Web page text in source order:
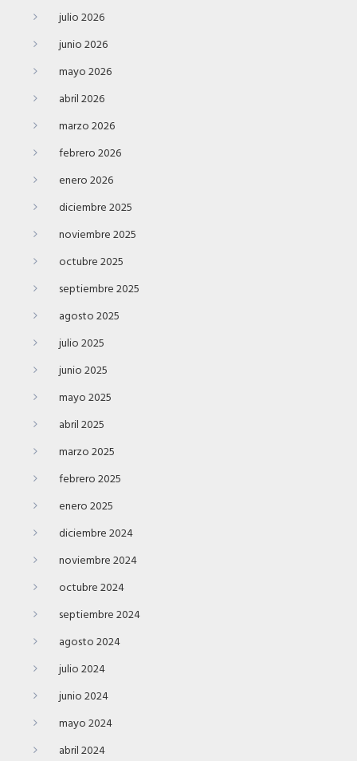
julio 2026
junio 2026
mayo 2026
abril 2026
marzo 2026
febrero 2026
enero 2026
diciembre 2025
noviembre 2025
octubre 2025
septiembre 2025
agosto 2025
julio 2025
junio 2025
mayo 2025
abril 2025
marzo 2025
febrero 2025
enero 2025
diciembre 2024
noviembre 2024
octubre 2024
septiembre 2024
agosto 2024
julio 2024
junio 2024
mayo 2024
abril 2024